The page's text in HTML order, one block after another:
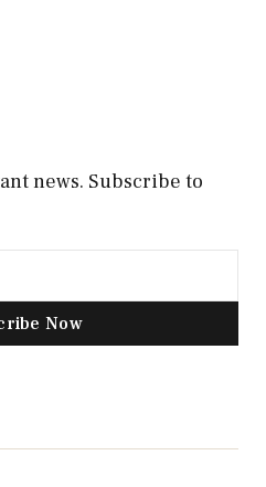
news. Subscribe to
Now